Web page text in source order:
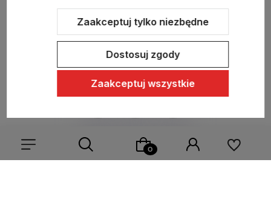
Swiat Edibutik
Sklep internetowy Shoper Premium
Szablon Shoper Modern 3.0™
od GrowCommerce
Zaakceptuj tylko niezbędne
Dostosuj zgody
Zaakceptuj wszystkie